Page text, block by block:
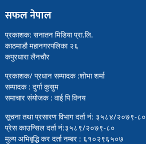
सफल नेपाल
प्रकाशक: सनातन मिडिया प्रा.लि.
काठमाडौ महानगरपलिका २६
कपुरधारा लैनचौर
प्रकाशक/ प्रधान सम्पादक :शोभा शर्मा
सम्पादक : दुर्गा कुसुम
समाचार संयोजक : वाई पि विनय
सूचना तथा प्रसारण विभाग दर्ता नं: ३५८४/२०७९-८०
प्रेस काउन्सिल दर्ता नं:३५८९/२०७९-८०
मुल्य अभिबृद्धि कर दर्ता नम्बर : ६१०२९६५०७